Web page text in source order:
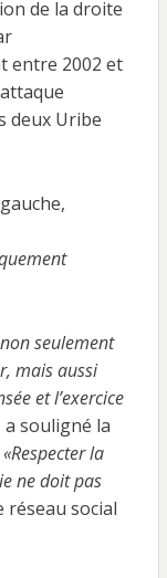
de la droite
entre 2002 et
deux Uribe
seulement
mais aussi
et l’exercice
a souligné la
«Respecter la
ne doit pas
réseau social